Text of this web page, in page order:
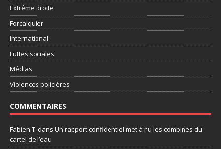
Extrême droite
Forcalquier
International
Luttes sociales
Médias
Violences policières
COMMENTAIRES
Fabien T. dans Un rapport confidentiel met à nu les combines du
cartel de l’eau